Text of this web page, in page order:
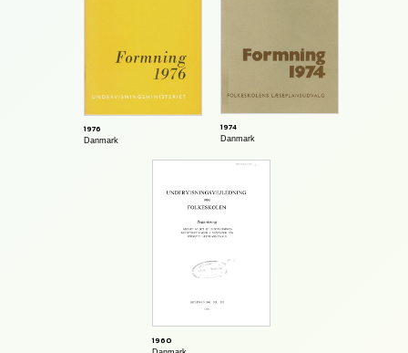
1976
Danmark
1974
Danmark
1960